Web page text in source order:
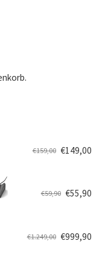
€159,00 €149,00
€59,90 €55,90
€1.249,00 €999,90